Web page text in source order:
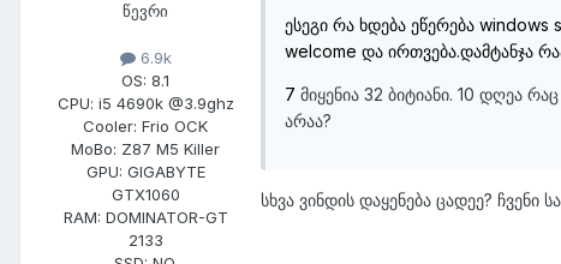
წევრი
6.9k
OS: 8.1
CPU: i5 4690k @3.9ghz
Cooler: Frio OCK
MoBo: Z87 M5 Killer
GPU: GIGABYTE
GTX1060
RAM: DOMINATOR-GT
2133
ესეგი რა ხდება ეწერება
welcome და ირთვება.დამტანჯა
7 მიყენია 32 ბიტიანი. 10 დღეა
არაა?
სხვა ვინდის დაყენება ცადეე?